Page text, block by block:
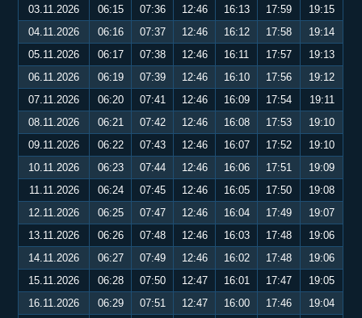
03.11.2026
06:15 07:36 12:46 16:13 17:59
19:15
04.11.2026
06:16 07:37 12:46 16:12 17:58
19:14
05.11.2026
06:17 07:38 12:46 16:11 17:57
19:13
06.11.2026
06:19 07:39 12:46 16:10 17:56
19:12
07.11.2026
06:20 07:41 12:46 16:09 17:54
19:11
08.11.2026
06:21 07:42 12:46 16:08 17:53
19:10
09.11.2026
06:22 07:43 12:46 16:07 17:52
19:10
10.11.2026
06:23 07:44 12:46 16:06 17:51
19:09
11.11.2026
06:24 07:45 12:46 16:05 17:50
19:08
12.11.2026
06:25 07:47 12:46 16:04 17:49
19:07
13.11.2026
06:26 07:48 12:46 16:03 17:48
19:06
14.11.2026
06:27 07:49 12:46 16:02 17:48
19:06
15.11.2026
06:28 07:50 12:47 16:01 17:47
19:05
16.11.2026
06:29 07:51 12:47 16:00 17:46
19:04